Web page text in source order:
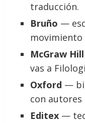
traducción.
Bruño —
McGraw Hill
vas a
Oxford —
con autores
Editex —